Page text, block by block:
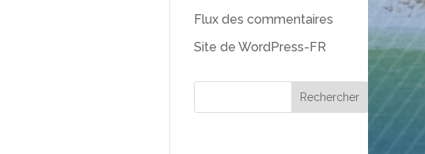
Flux des commentaires
Site de WordPress-FR